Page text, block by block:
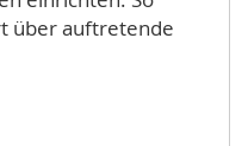
über auftretende